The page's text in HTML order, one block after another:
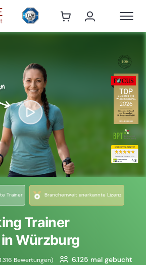
Trainer Branchenweit anerkannte Lizenz
Trainer
Würzburg
Bewertungen) 6.125 mal gebucht